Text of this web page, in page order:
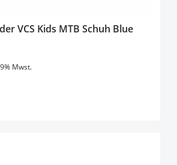
VCS Kids MTB Schuh Blue
Mwst.